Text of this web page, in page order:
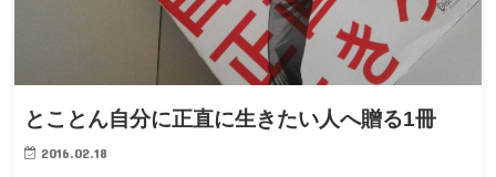
とことん自分に正直に生きたい人へ贈る1冊
2016.02.18